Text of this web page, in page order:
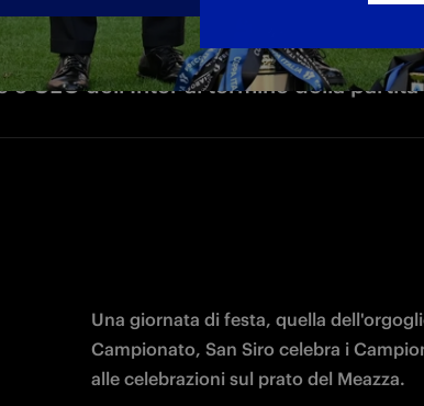
e CEO dell'Inter al termine della
Una giornata di festa, quella
Campionato, San Siro celebra i
alle celebrazioni sul prato del Meazza.